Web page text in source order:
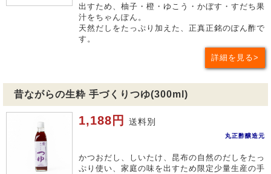
出すため、柚子・橙・ゆこう・かぼす・すだち果
汁をちゃんぽん。
天然だしをたっぷり加えた、正真正銘のぽん酢で
す。
詳細を見る
昔ながらの生粋 手づくりつゆ(300ml)
1,188円 送料別
丸正酢醸造元
かつおだし、しいたけ、昆布の自然のだしをたっ
ぷり使い、家庭の味を出すため限定少量生産の手